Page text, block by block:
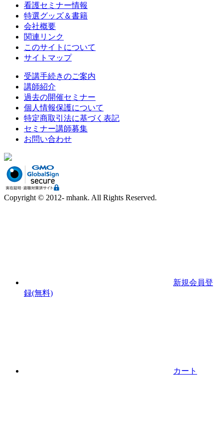
看護セミナー情報
特選グッズ＆書籍
会社概要
関連リンク
このサイトについて
サイトマップ
受講手続きのご案内
講師紹介
過去の開催セミナー
個人情報保護について
特定商取引法に基づく表記
セミナー講師募集
お問い合わせ
Copyright © 2012- mhank. All Rights Reserved.
新規会員登
録(無料)
カート